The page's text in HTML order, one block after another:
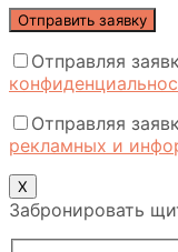
Отправляя
Отправляя
рекламных и
Х
Забронировать